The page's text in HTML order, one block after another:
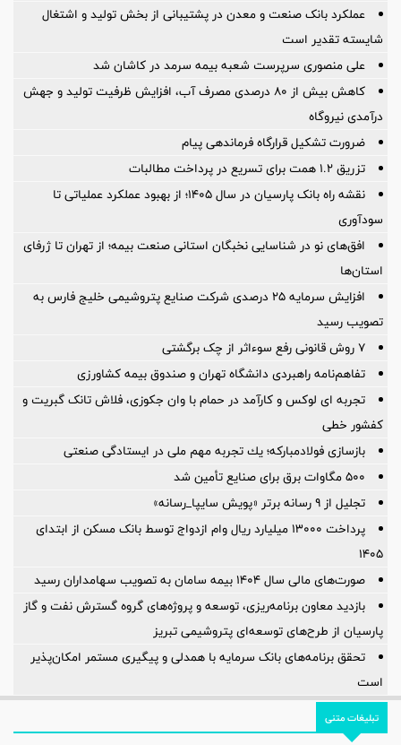
عملکرد بانک صنعت و معدن در پشتیبانی از بخش تولید و اشتغال
شایسته تقدیر است
علی منصوری سرپرست شعبه بیمه سرمد در کاشان شد
کاهش بیش از ۸۰ درصدی مصرف آب، افزایش ظرفیت تولید و جهش
درآمدی نیروگاه
ضرورت تشكیل قرارگاه فرماندهی پیام
تزریق ۱.۲ همت برای تسریع در پرداخت مطالبات
نقشه راه بانک پارسیان در سال ۱۴۰۵؛ از بهبود عملکرد عملیاتی تا
سودآوری
افق‌های نو در شناسایی نخبگان استانی صنعت بیمه؛ از تهران تا ژرفای
استان‌ها
افزایش سرمایه ۲۵ درصدی شرکت صنایع پتروشیمی خلیج فارس به
تصویب رسید
۷ روش قانونی رفع سوء‌اثر از چک برگشتی
تفاهم‌نامه راهبردی دانشگاه تهران و صندوق بیمه كشاورزی
تجربه ای لوکس و کارآمد در حمام با وان جکوزی، فلاش تانک گبریت و
کفشور خطی
بازسازی فولادمباركه؛ یك تجربه مهم ملی در ایستادگی صنعتی
۵۰۰ مگاوات برق برای صنایع تأمین شد
تجلیل از ۹ رسانه برتر «پویش سایپا_رسانه»
پرداخت ۱۳۰۰۰ میلیارد ریال وام ازدواج توسط بانک مسکن از ابتدای
۱۴۰۵
صورت‌های مالی سال ۱۴۰۴ بیمه سامان به تصویب سهامداران رسید
بازدید معاون برنامه‌ریزی، توسعه و پروژه‌های گروه گسترش نفت و گاز
پارسیان از طرح‌های توسعه‌ای پتروشیمی تبریز
تحقق برنامه‌های بانک سرمایه با همدلی و پیگیری مستمر امکان‌پذیر
است
تبلیغات متنی